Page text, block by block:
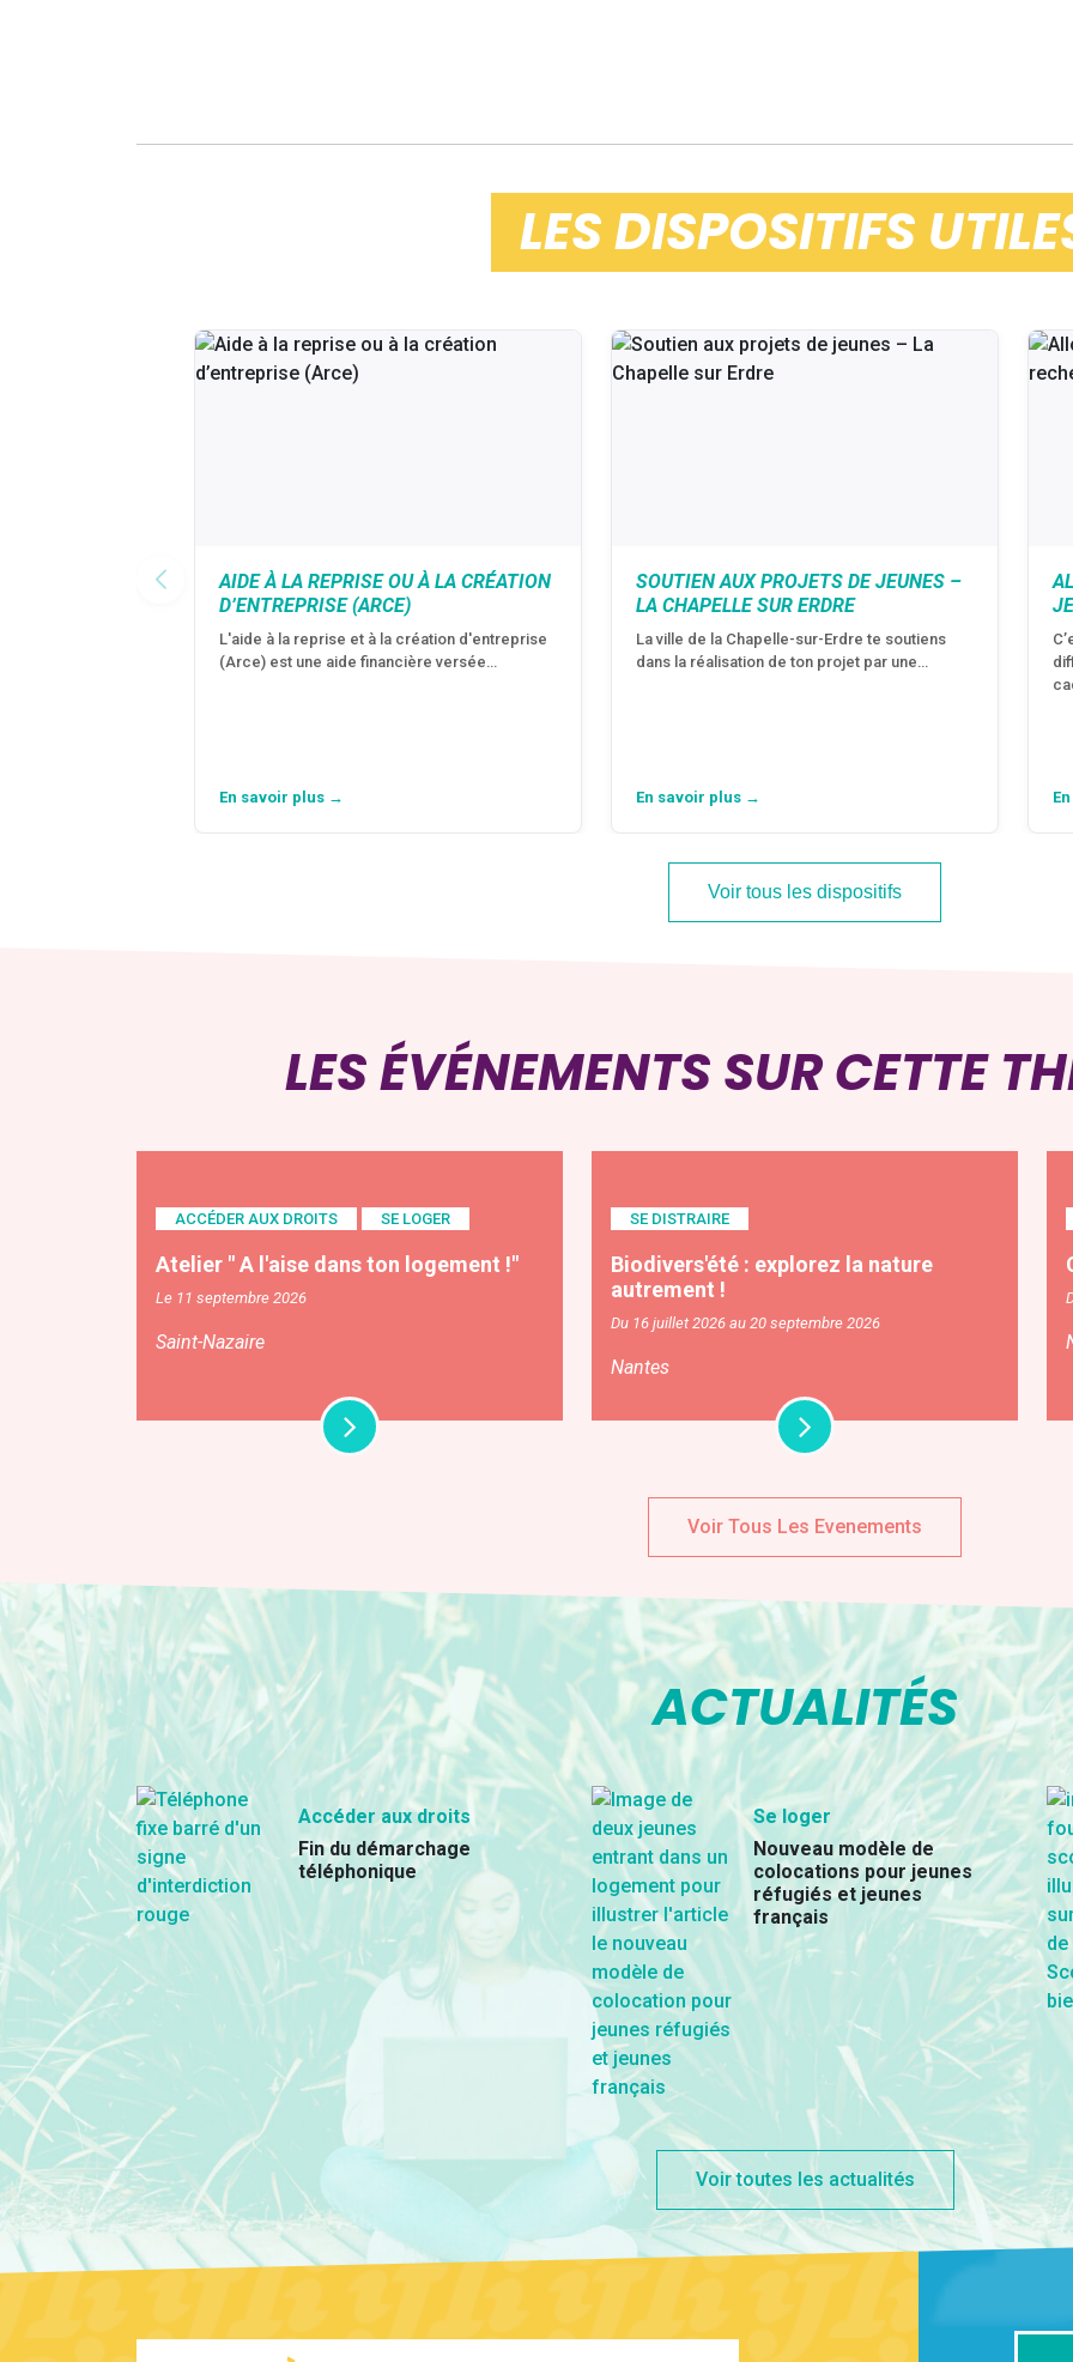
LES DISPOSITIFS
AIDE À LA REPRISE OU À LA CRÉATION
D’ENTREPRISE (ARCE)
L'aide à la reprise et à la création d'entreprise
(Arce) est une aide financière versée…
En savoir plus →
SOUTIEN AUX PROJETS DE JEUNES –
LA CHAPELLE SUR ERDRE
La ville de la Chapelle-sur-Erdre te soutiens
dans la réalisation de ton projet par une…
En savoir plus →
Voir tous les dispositifs
LES ÉVÉNEMENTS SUR CETTE
ACCÉDER AUX DROITS SE LOGER
Atelier " A l'aise dans ton logement !"
Le 11 septembre 2026
Saint-Nazaire
SE DISTRAIRE
Biodivers'été : explorez la nature
autrement !
Du 16 juillet 2026 au 20 septembre 2026
Nantes
Voir Tous Les Evenements
ACTUALITÉS
Accéder aux droits
Fin du démarchage
téléphonique
Se loger
Nouveau modèle de
colocations pour jeunes
réfugiés et jeunes
français
Voir toutes les actualités